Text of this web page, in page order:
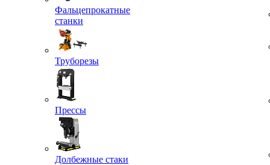
Фальцепрокатные
станки
Труборезы
Прессы
Долбежные стаки